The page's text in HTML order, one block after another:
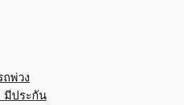
ถพ่วง
มีประกัน